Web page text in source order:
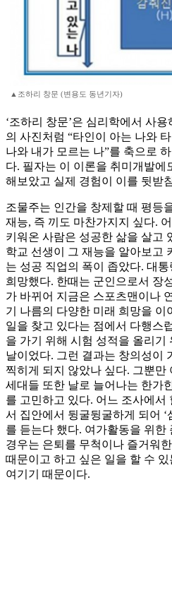
▲조하리 창문 (변용도 동년기자)
‘조하리 창문’은 심리학에서 사
의 사진처럼 “타인이 아는 나와
나와 내가 모르는 나”를 축으로
다. 필자는 이 이론을 취미개발에
해보았고 실제 경험이 이를 뒷받
조물주는 인간을 창제할 때 평등
재능, 즉 끼도 마찬가지지 싶다.
키워온 사람은 성공한 삶을 살고
학교 선생이 그 재능을 알아보고
는 성공 직업의 폭이 좁았다. 대
희망했다. 한때는 군인으로서 장
가 바뀌어 지금은 스포츠맨이나
기 나름의 다양한 미래 희망을 이
일을 찾고 있다는 점에서 다행스
을 가기 위해 시험 성적을 올리기
날이었다. 그런 결과는 창의성이
찍히게 되지 않았나 싶다. 그뿐만
세대들 또한 날로 늘어나는 한가
를 고민하고 있다. 어느 조사에서
서 집안에서 뒹굴뒹굴하게 되어 ‘
를 듣는다 했다. 여가활동을 위한
경우는 은퇴를 무척이나 즐거워
때문이고 하고 싶은 일을 할 수
여기기 때문이다.